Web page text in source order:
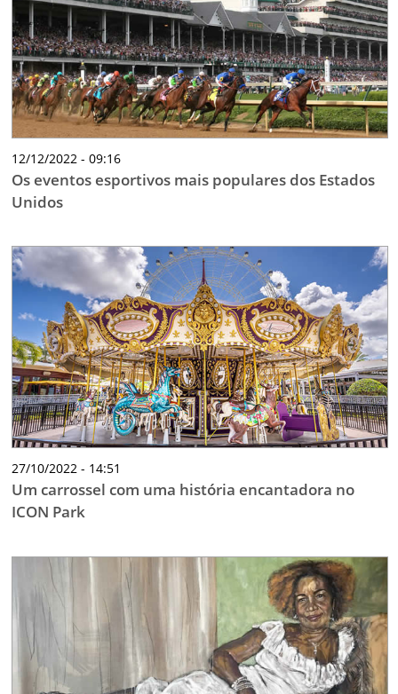
12/12/2022 - 09:16
Os eventos esportivos mais populares dos Estados
Unidos
27/10/2022 - 14:51
Um carrossel com uma história encantadora no
ICON Park